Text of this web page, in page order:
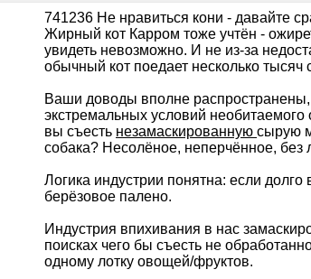
741236 Не нравиться кони - давайте
Жирный кот Карром тоже учтён -
увидеть невозможно. И не из-за
обычный кот поедает несколько
Ваши доводы вполне
экстремальных условий необитаемого
вы съесть незамаскированную сырую
собака? Несолёное, неперчённое, без
Логика индустрии понятна: если
берёзовое палено.
Индустрия впихивания в нас
поисках чего бы съесть не
одному лотку овощей/фруктов.